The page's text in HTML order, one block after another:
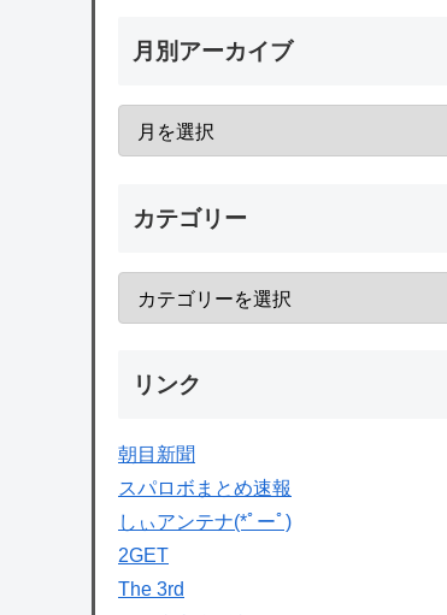
月別アーカイブ
カテゴリー
リンク
朝目新聞
スパロボまとめ速報
しぃアンテナ(*ﾟーﾟ)
2GET
The 3rd